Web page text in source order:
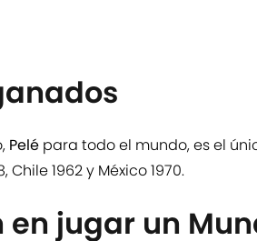
Pelé para todo el mundo, es el
1962 y México 1970.
en jugar un